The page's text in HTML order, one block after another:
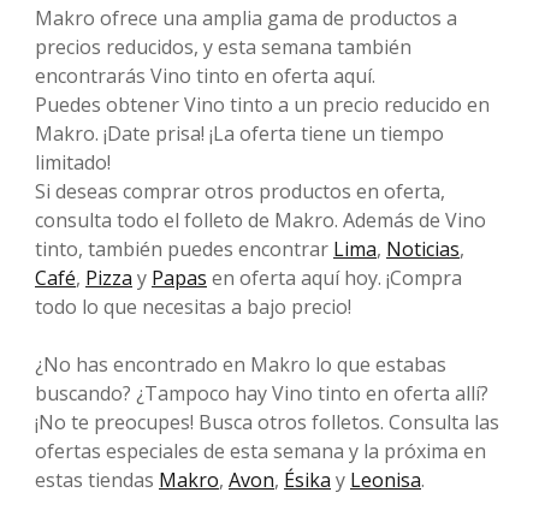
Makro ofrece una amplia gama de productos a
precios reducidos, y esta semana también
encontrarás Vino tinto en oferta aquí.
Puedes obtener Vino tinto a un precio reducido en
Makro. ¡Date prisa! ¡La oferta tiene un tiempo
limitado!
Si deseas comprar otros productos en oferta,
consulta todo el folleto de Makro. Además de Vino
tinto, también puedes encontrar Lima, Noticias,
Café, Pizza y Papas en oferta aquí hoy. ¡Compra
todo lo que necesitas a bajo precio!
¿No has encontrado en Makro lo que estabas
buscando? ¿Tampoco hay Vino tinto en oferta allí?
¡No te preocupes! Busca otros folletos. Consulta las
ofertas especiales de esta semana y la próxima en
estas tiendas Makro, Avon, Ésika y Leonisa.